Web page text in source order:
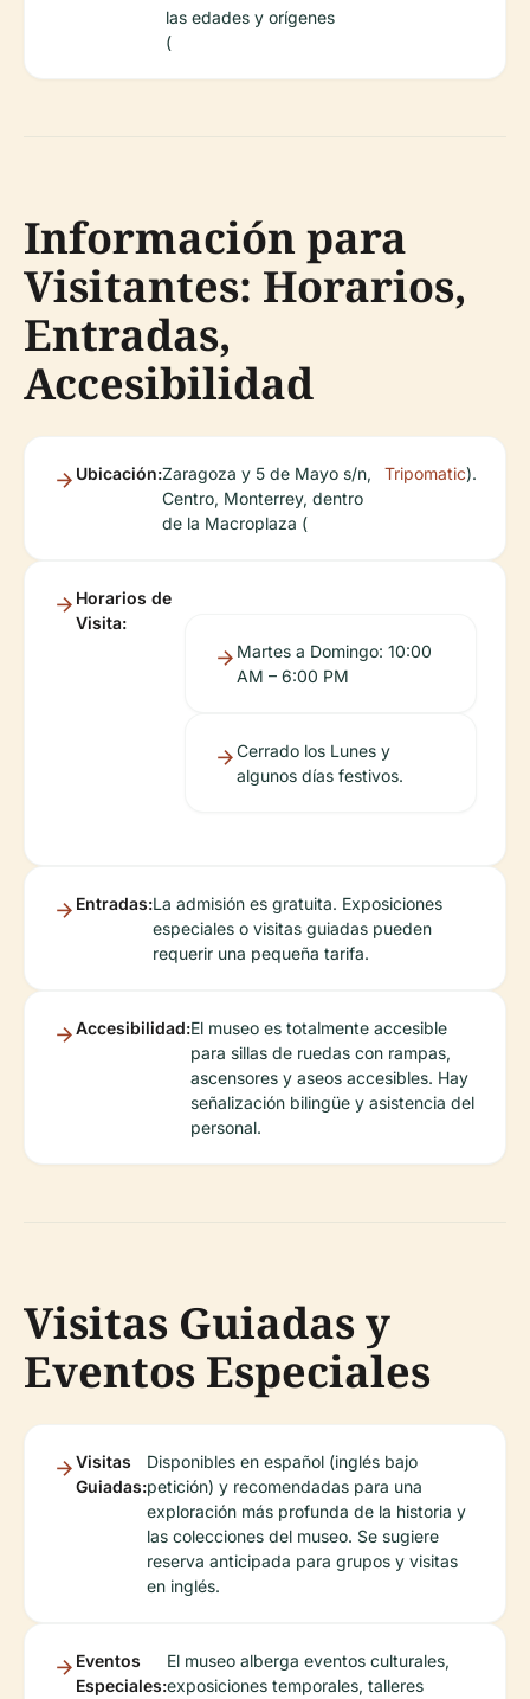
las edades y orígenes
(
Información para
Visitantes: Horarios,
Entradas,
Accesibilidad
Ubicación:Zaragoza y 5 de Mayo s/n,
Centro, Monterrey, dentro
de la Macroplaza (
Tripomatic).
Horarios de
Visita:
Martes a Domingo: 10:00
AM – 6:00 PM
Cerrado los Lunes y
algunos días festivos.
Entradas:La admisión es gratuita. Exposiciones
especiales o visitas guiadas pueden
requerir una pequeña tarifa.
Accesibilidad:El museo es totalmente accesible
para sillas de ruedas con rampas,
ascensores y aseos accesibles. Hay
señalización bilingüe y asistencia del
personal.
Visitas Guiadas y
Eventos Especiales
Visitas
Guiadas:
Disponibles en español (inglés bajo
petición) y recomendadas para una
exploración más profunda de la historia y
las colecciones del museo. Se sugiere
reserva anticipada para grupos y visitas
en inglés.
Eventos
Especiales:
El museo alberga eventos culturales,
exposiciones temporales, talleres